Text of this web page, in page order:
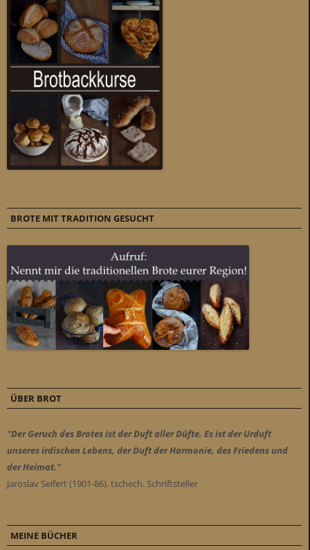
BROTE MIT TRADITION GESUCHT
ÜBER BROT
"Der Geruch des Brotes ist der Duft aller Düfte. Es ist der Urduft
unseres irdischen Lebens, der Duft der Harmonie, des Friedens und
der Heimat."
Jaroslav Seifert (1901-86), tschech. Schriftsteller
MEINE BÜCHER